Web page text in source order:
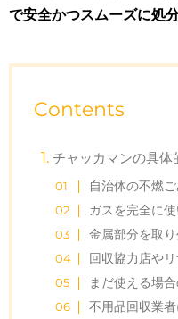
で安全かつスムーズに処
Contents
チャッカマンの具体
自治体の不燃
ガスを完全に
金属部分を取
回収協力店や
まだ使える場
不用品回収業